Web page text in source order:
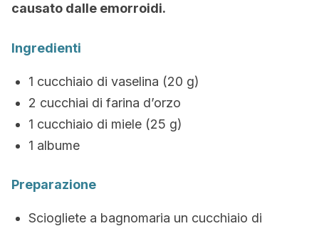
causato dalle emorroidi.
Ingredienti
1 cucchiaio di vaselina (20 g)
2 cucchiai di farina d’orzo
1 cucchiaio di miele (25 g)
1 albume
Preparazione
Sciogliete a bagnomaria un cucchiaio di